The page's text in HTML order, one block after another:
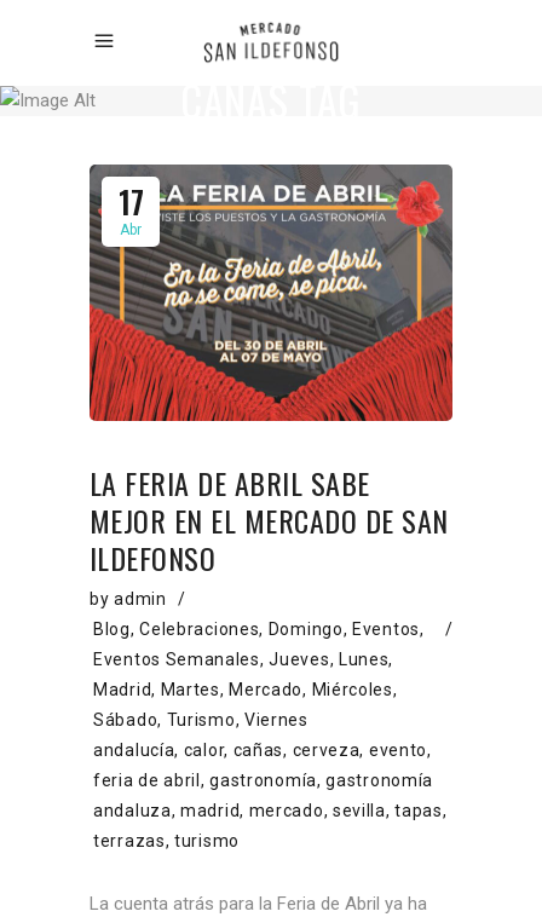
17
Abr
LA FERIA DE ABRIL SABE
MEJOR EN EL MERCADO DE SAN
ILDEFONSO
byadmin
Blog,Celebraciones, Domingo, Eventos,
Eventos Semanales,Jueves, Lunes,
Madrid, Martes, Mercado, Miércoles,
Sábado, Turismo, Viernes
andalucía, calor, cañas, cerveza, evento,
feria de abril ,gastronomía,gastronomía
andaluza,madrid, mercado, sevilla,tapas,
terrazas,turismo
La cuenta atrás para la Feria de Abril ya ha